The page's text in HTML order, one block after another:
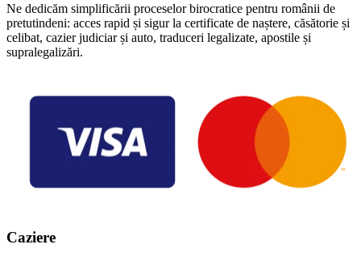
Ne dedicăm simplificării proceselor birocratice pentru românii de
pretutindeni: acces rapid și sigur la certificate de naștere, căsătorie și
celibat, cazier judiciar și auto, traduceri legalizate, apostile și
supralegalizări.
Caziere